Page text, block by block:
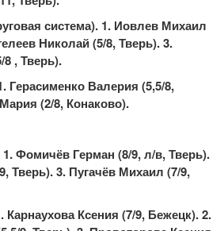
система). 1. Иовлев Михаил
Николай (5/8, Тверь). 3.
, Тверь).
Герасименко Валерия (5,5/8,
(2/8, Конаково).
Фомичёв Герман (8/9, л/в, Тверь).
Тверь). 3. Пугачёв Михаил (7/9,
Карнаухова Ксения (7/9, Бежецк). 2.